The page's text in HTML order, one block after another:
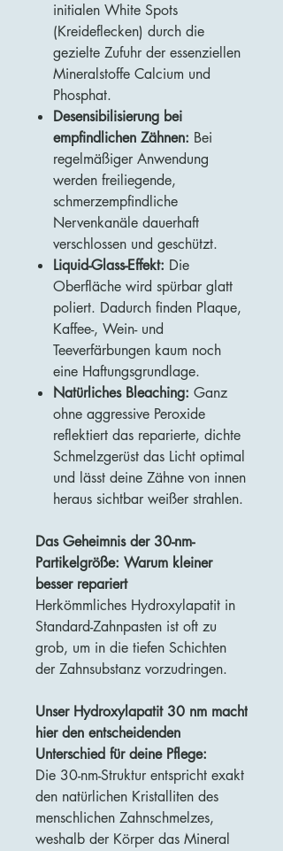
initialen White Spots
(Kreideflecken) durch die
gezielte Zufuhr der essenziellen
Mineralstoffe Calcium und
Phosphat.
Desensibilisierung bei
empfindlichen Zähnen: Bei
regelmäßiger Anwendung
werden freiliegende,
schmerzempfindliche
Nervenkanäle dauerhaft
verschlossen und geschützt.
Liquid-Glass-Effekt: Die
Oberfläche wird spürbar glatt
poliert. Dadurch finden Plaque,
Kaffee-, Wein- und
Teeverfärbungen kaum noch
eine Haftungsgrundlage.
Natürliches Bleaching: Ganz
ohne aggressive Peroxide
reflektiert das reparierte, dichte
Schmelzgerüst das Licht optimal
und lässt deine Zähne von innen
heraus sichtbar weißer strahlen.
Das Geheimnis der 30-nm-
Partikelgröße: Warum kleiner
besser repariert
Herkömmliches Hydroxylapatit in
Standard-Zahnpasten ist oft zu
grob, um in die tiefen Schichten
der Zahnsubstanz vorzudringen.
Unser Hydroxylapatit 30 nm macht
hier den entscheidenden
Unterschied für deine Pflege:
Die 30-nm-Struktur entspricht exakt
den natürlichen Kristalliten des
menschlichen Zahnschmelzes,
weshalb der Körper das Mineral